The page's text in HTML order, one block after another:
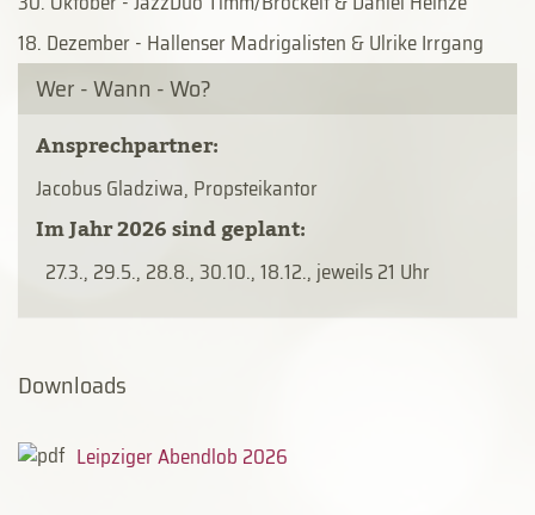
18. Dezember - Hallenser Madrigalisten & Ulrike Irrgang
Wer - Wann - Wo?
Ansprechpartner:
Jacobus Gladziwa, Propsteikantor
Im Jahr 2026 sind geplant:
27.3., 29.5., 28.8., 30.10., 18.12., jeweils 21 Uhr
Downloads
Leipziger Abendlob 2026